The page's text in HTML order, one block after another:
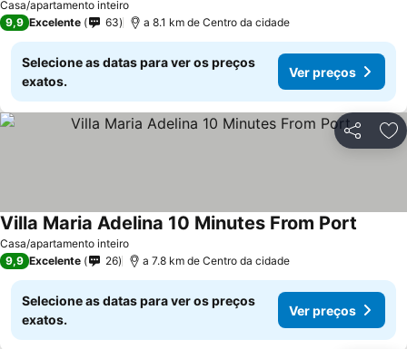
Casa/apartamento inteiro
9,9 Excelente 63 a 8.1 km de Centro da cidade
Selecione as datas para ver os preços
exatos.
Ver preços
Partilhar
Casa/apartamento inteiro
Villa Maria Adelina 10 Minutes From Port
9,9 Excelente 26 a 7.8 km de Centro da cidade
Selecione as datas para ver os preços
exatos.
Ver preços